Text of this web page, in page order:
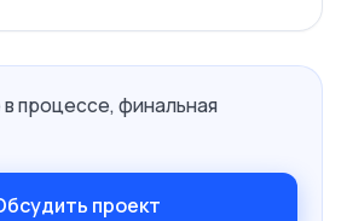
процессе, финальная
проект